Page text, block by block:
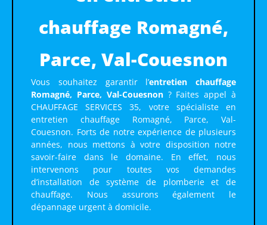
chauffage Romagné,
Parce, Val-Couesnon
Vous souhaitez garantir l’entretien chauffage
Romagné, Parce, Val-Couesnon? Faites appel à
CHAUFFAGE SERVICES 35, votre spécialiste en
entretien chauffage Romagné, Parce, Val-
Couesnon. Forts de notre expérience de plusieurs
années, nous mettons à votre disposition notre
savoir-faire dans le domaine. En effet, nous
intervenons pour toutes vos demandes
d’installation de système de plomberie et de
chauffage. Nous assurons également le
dépannage urgent à domicile.